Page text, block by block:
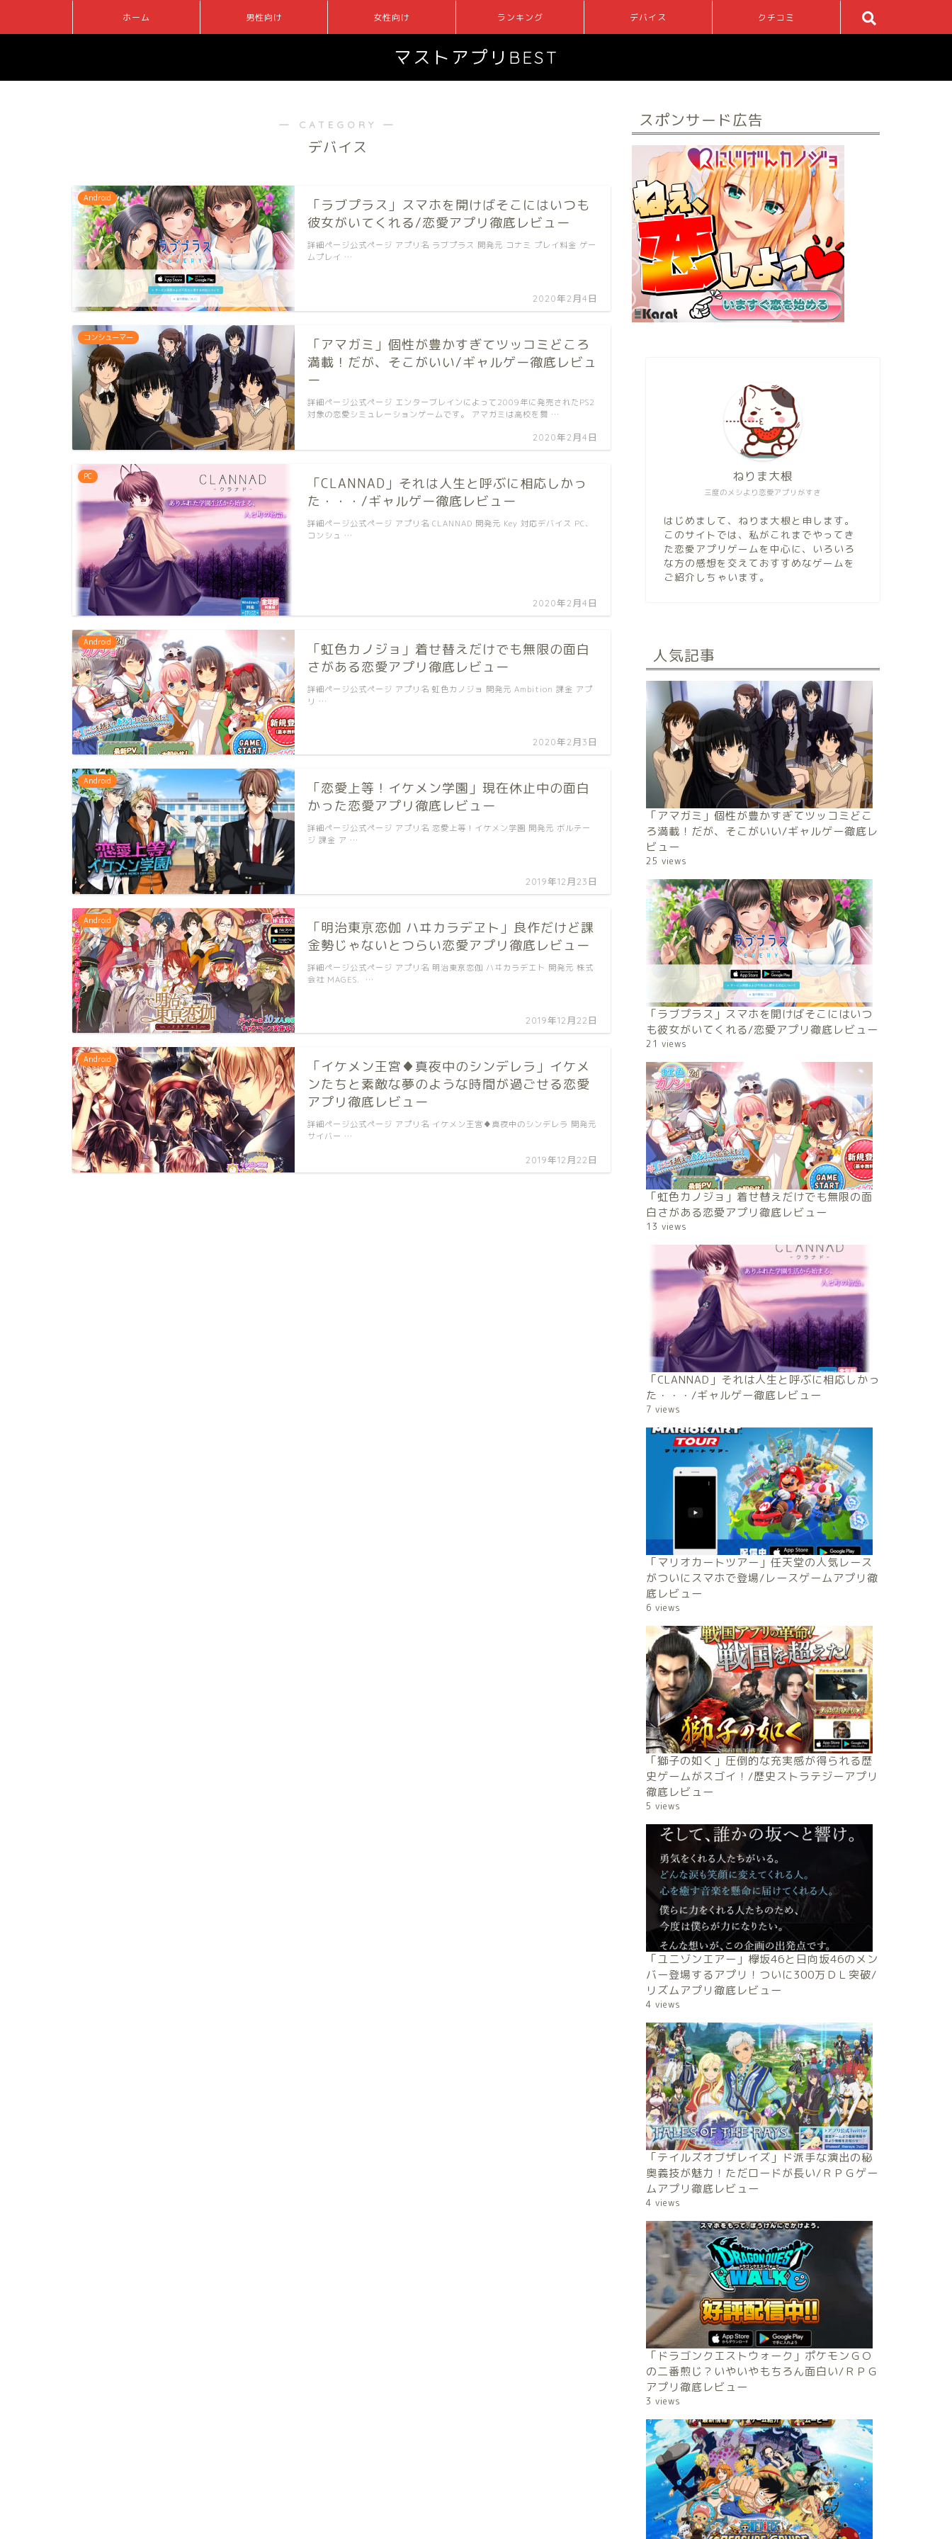
ホーム 男性向け 女性向け ランキング デバイス クチコミ
マストアプリBEST
― CATEGORY ―
デバイス
Android
「ラブプラス」スマホを開けばそこにはいつも
彼女がいてくれる/恋愛アプリ徹底レビュー
2020年2月4日
詳細ページ公式ページ アプリ名 ラブプラス 開発元 コナミ プレイ料金 ゲー
ムプレイ …
コンシューマー
「アマガミ」個性が豊かすぎてツッコミどころ
満載！だが、そこがいい/ギャルゲー徹底レビュ
ー
2020年2月4日
詳細ページ公式ページ エンターブレインによって2009年に発売されたPS2
対象の恋愛シミュレーションゲームです。 アマガミは高校を舞 …
PC
「CLANNAD」それは人生と呼ぶに相応しかっ
た・・・/ギャルゲー徹底レビュー
2020年2月4日
詳細ページ公式ページ アプリ名 CLANNAD 開発元 Key 対応デバイス PC、
コンシュ …
Android
「虹色カノジョ」着せ替えだけでも無限の面白
さがある恋愛アプリ徹底レビュー
2020年2月3日
詳細ページ公式ページ アプリ名 虹色カノジョ 開発元 Ambition 課金 アプ
リ …
Android
「恋愛上等！イケメン学園」現在休止中の面白
かった恋愛アプリ徹底レビュー
2019年12月23日
詳細ページ公式ページ アプリ名 恋愛上等！イケメン学園 開発元 ボルテー
ジ 課金 ア …
Android
「明治東亰恋伽 ハヰカラデヱト」良作だけど課
金勢じゃないとつらい恋愛アプリ徹底レビュー
2019年12月22日
詳細ページ公式ページ アプリ名 明治東亰恋伽 ハヰカラデエト 開発元 株式
会社 MAGES. …
Android
「イケメン王宮♦真夜中のシンデレラ」イケメ
ンたちと素敵な夢のような時間が過ごせる恋愛
アプリ徹底レビュー
2019年12月22日
詳細ページ公式ページ アプリ名 イケメン王宮♦真夜中のシンデレラ 開発元
サイバー …
スポンサード広告
三度のメシより恋愛アプリがすき
ねりま大根
はじめまして、ねりま大根と申します。
このサイトでは、私がこれまでやってき
た恋愛アプリゲームを中心に、いろいろ
な方の感想を交えておすすめなゲームを
ご紹介しちゃいます。
人気記事
「アマガミ」個性が豊かすぎてツッコミどこ
ろ満載！だが、そこがいい/ギャルゲー徹底レ
ビュー
25 views
「ラブプラス」スマホを開けばそこにはいつ
も彼女がいてくれる/恋愛アプリ徹底レビュー
21 views
「虹色カノジョ」着せ替えだけでも無限の面
白さがある恋愛アプリ徹底レビュー
13 views
「CLANNAD」それは人生と呼ぶに相応しかっ
た・・・/ギャルゲー徹底レビュー
7 views
「マリオカートツアー」任天堂の人気レース
がついにスマホで登場/レースゲームアプリ徹
底レビュー
6 views
「獅子の如く」圧倒的な充実感が得られる歴
史ゲームがスゴイ！/歴史ストラテジーアプリ
徹底レビュー
5 views
「ユニゾンエアー」欅坂46と日向坂46のメン
バー登場するアプリ！ついに300万ＤＬ突破/
リズムアプリ徹底レビュー
4 views
「テイルズオブザレイズ」ド派手な演出の秘
奥義技が魅力！ただロードが長い/ＲＰＧゲー
ムアプリ徹底レビュー
4 views
「ドラゴンクエストウォーク」ポケモンＧＯ
の二番煎じ？いやいやもちろん面白い/ＲＰＧ
アプリ徹底レビュー
3 views